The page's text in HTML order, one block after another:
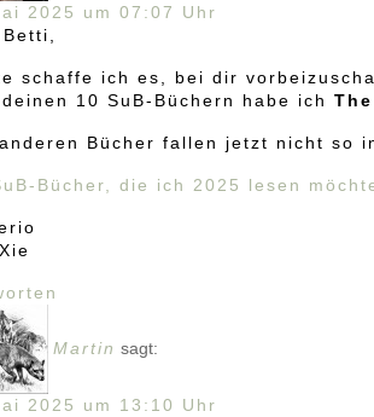
2025 um 07:07 Uhr
schaffe ich es, bei dir
deinen 10 SuB-Büchern habe ich
Bücher fallen jetzt nicht so
Bücher, die ich 2025 lesen
Martin sagt:
2025 um 13:10 Uhr